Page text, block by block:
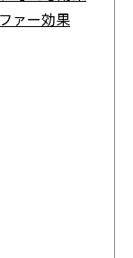
ァー効果